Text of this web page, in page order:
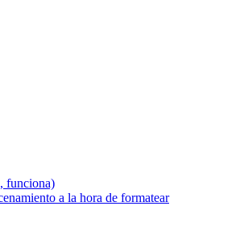
funciona)
a la hora de formatear